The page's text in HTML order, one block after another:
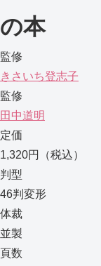
の本
監修
きさいち登志子
監修
田中道明
定価
1,320円（税込）
判型
46判変形
体裁
並製
頁数